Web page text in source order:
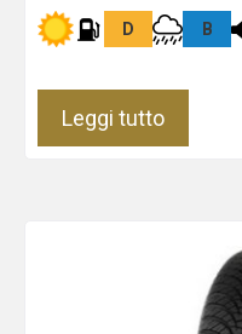
D B
Leggi tutto